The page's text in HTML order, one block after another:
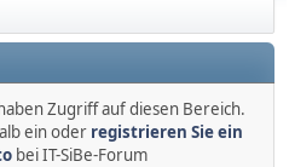
Zugriff auf diesen Bereich.
ein oder registrieren Sie ein
bei IT-SiBe-Forum